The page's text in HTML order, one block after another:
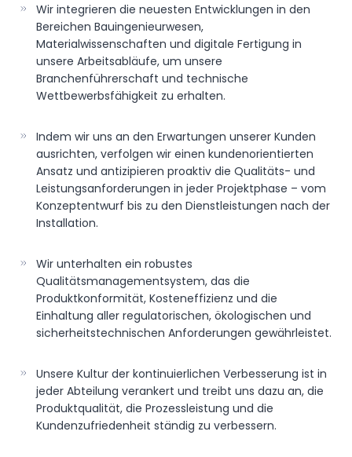
Wir integrieren die neuesten Entwicklungen in den
Bereichen Bauingenieurwesen,
Materialwissenschaften und digitale Fertigung in
unsere Arbeitsabläufe, um unsere
Branchenführerschaft und technische
Wettbewerbsfähigkeit zu erhalten.
Indem wir uns an den Erwartungen unserer Kunden
ausrichten, verfolgen wir einen kundenorientierten
Ansatz und antizipieren proaktiv die Qualitäts- und
Leistungsanforderungen in jeder Projektphase – vom
Konzeptentwurf bis zu den Dienstleistungen nach der
Installation.
Wir unterhalten ein robustes
Qualitätsmanagementsystem, das die
Produktkonformität, Kosteneffizienz und die
Einhaltung aller regulatorischen, ökologischen und
sicherheitstechnischen Anforderungen gewährleistet.
Unsere Kultur der kontinuierlichen Verbesserung ist in
jeder Abteilung verankert und treibt uns dazu an, die
Produktqualität, die Prozessleistung und die
Kundenzufriedenheit ständig zu verbessern.